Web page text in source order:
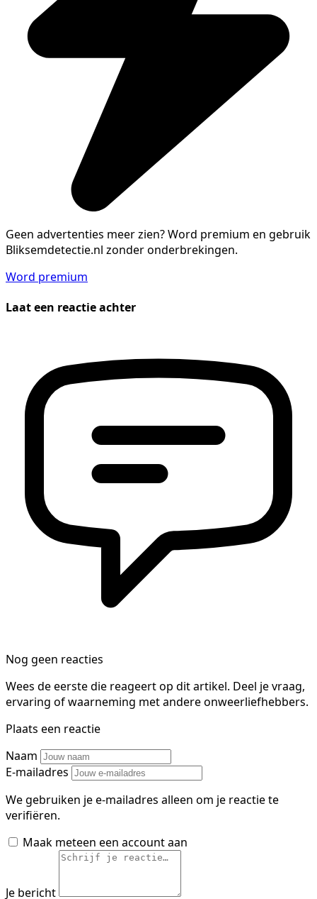
Geen advertenties meer zien?Word premium en gebruik
Bliksemdetectie.nl zonder onderbrekingen.
Word premium
Laat een reactie achter
Nog geen reacties
Wees de eerste die reageert op dit artikel. Deel je vraag,
ervaring of waarneming met andere onweerliefhebbers.
Plaats een reactie
Naam
E-mailadres
We gebruiken je e-mailadres alleen om je reactie te
verifiëren.
Maak meteen een account aan
Je bericht